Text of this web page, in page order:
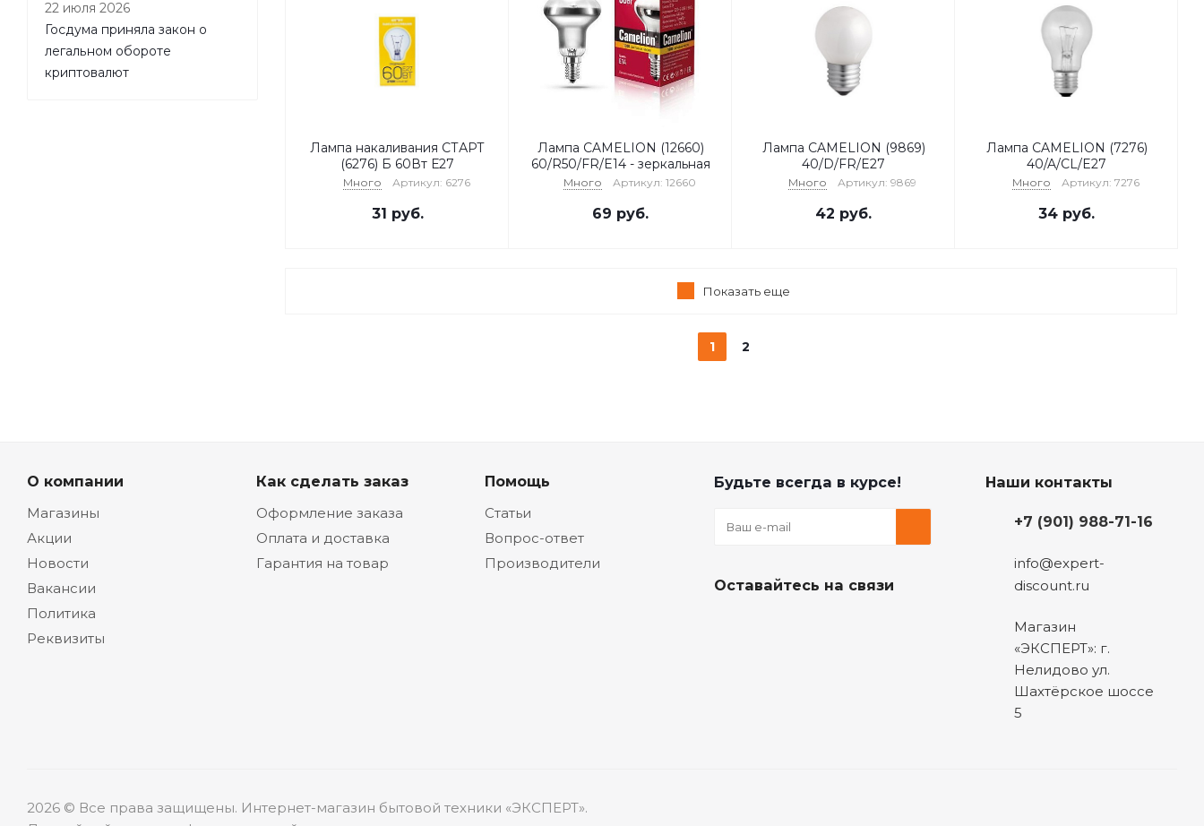
Лампа накаливания СТАРТ
(6276) Б 60Вт Е27
Много Артикул: 6276
31 руб.
Лампа CAMELION (12660)
60/R50/FR/E14 - зеркальная
Много Артикул: 12660
69 руб.
Лампа CAMELION (9869)
40/D/FR/E27
Много Артикул: 9869
42 руб.
Лампа CAMELION (7276)
40/A/CL/E27
Много Артикул: 7276
34 руб.
Показать еще
1 2
22 июля 2026
Госдума приняла закон о
легальном обороте
криптовалют
О компании
Магазины
Акции
Новости
Вакансии
Политика
Реквизиты
Как сделать заказ
Оформление заказа
Оплата и доставка
Гарантия на товар
Помощь
Статьи
Вопрос-ответ
Производители
Будьте всегда в курсе!
Оставайтесь на связи
Наши контакты
+7 (901) 988-71-16
info@expert-
discount.ru
Магазин
«ЭКСПЕРТ»: г.
Нелидово ул.
Шахтёрское шоссе
5
2026 © Все права защищены. Интернет-магазин бытовой техники «ЭКСПЕРТ».